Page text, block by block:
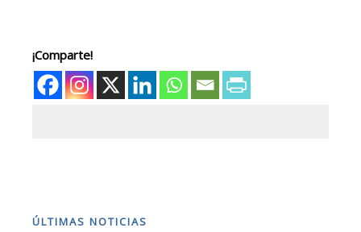
¡Comparte!
ÚLTIMAS NOTICIAS